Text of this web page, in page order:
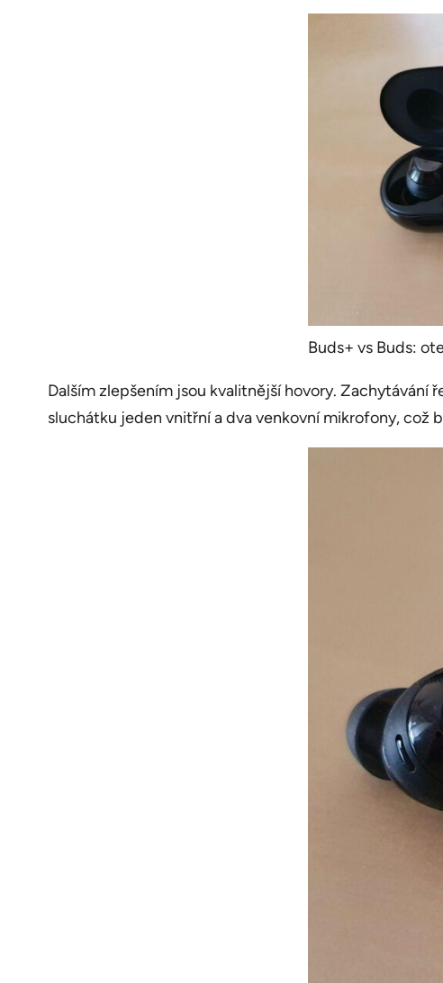
Buds+ vs Buds:
Dalším zlepšením jsou kvalitnější hovory.
sluchátku jeden vnitřní a dva venkovní mikrofony, což